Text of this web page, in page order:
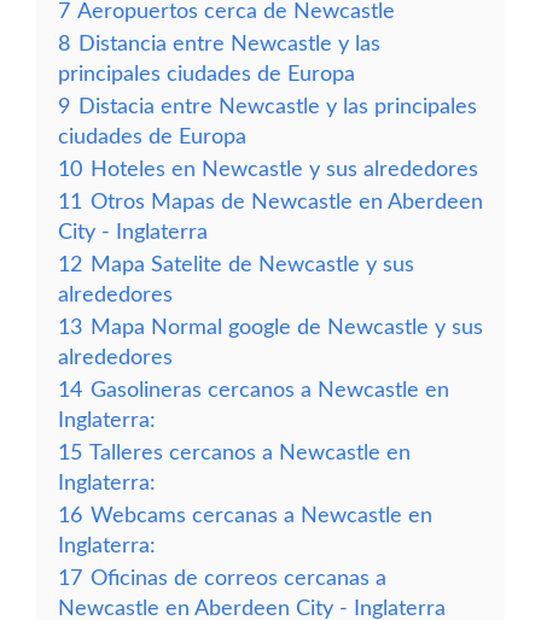
7 Aeropuertos cerca de Newcastle
8 Distancia entre Newcastle y las
principales ciudades de Europa
9 Distacia entre Newcastle y las principales
ciudades de Europa
10 Hoteles en Newcastle y sus alrededores
11 Otros Mapas de Newcastle en Aberdeen
City - Inglaterra
12 Mapa Satelite de Newcastle y sus
alrededores
13 Mapa Normal google de Newcastle y sus
alrededores
14 Gasolineras cercanos a Newcastle en
Inglaterra:
15 Talleres cercanos a Newcastle en
Inglaterra:
16 Webcams cercanas a Newcastle en
Inglaterra:
17 Oficinas de correos cercanas a
Newcastle en Aberdeen City - Inglaterra